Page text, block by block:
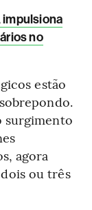
impulsiona
no
estão
surgimento
agora
ou três